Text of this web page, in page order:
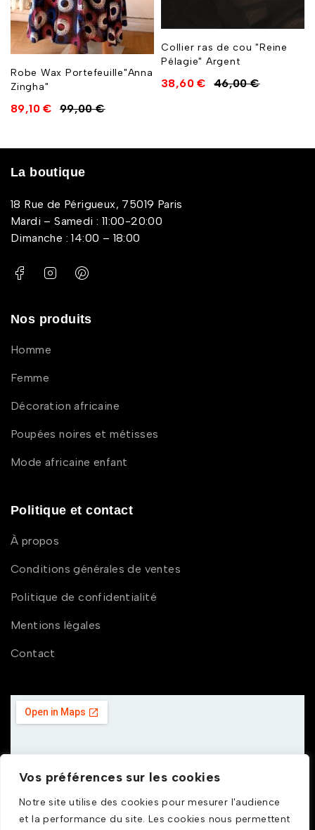
Vos préférences sur les cookies
Notre site utilise des cookies pour mesurer l'audience
et la performance du site. Les cookies nous permettent
Robe Wax Portefeuille"Anna
Zingha"
99,00€
89,10€
Collier ras de cou "Reine
Pélagie" Argent
46,00€
38,60€
La boutique
18 Rue de Périgueux, 75019 Paris
Mardi – Samedi : 11:00-20:00
Dimanche : 14:00 – 18:00
Nos produits
Homme
Femme
Décoration africaine
Poupées noires et métisses
Mode africaine enfant
Politique et contact
À propos
Conditions générales de ventes
Politique de confidentialité
Mentions légales
Contact